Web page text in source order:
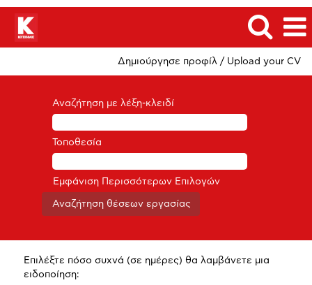
Δημιούργησε προφίλ / Upload your CV
Αναζήτηση με λέξη-κλειδί
Τοποθεσία
Εμφάνιση Περισσότερων Επιλογών
Επιλέξτε πόσο συχνά (σε ημέρες) θα λαμβάνετε μια
ειδοποίηση: